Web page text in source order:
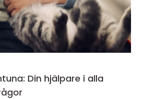
Din hjälpare i alla